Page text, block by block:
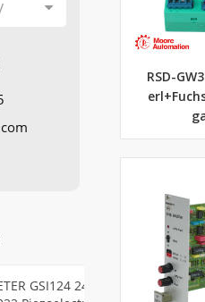
RSD-
GSI124 244-